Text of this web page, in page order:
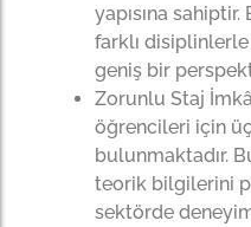
yapısına
farklı
geniş bir
Zorunlu Staj
öğrencileri için
bulunmaktadır.
teorik bilgilerini
sektörde